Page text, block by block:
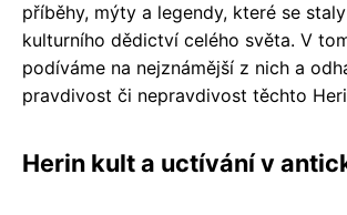
příběhy, mýty a legendy, které se
kulturního dědictví celého světa. V
podíváme na nejznámější z nich a
pravdivost či nepravdivost těchto
Herin kult a uctívání v